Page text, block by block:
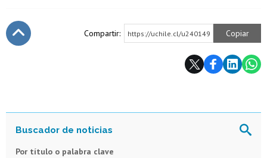
Compartir: https://uchile.cl/u240149 Copiar
Por título o palabra clave